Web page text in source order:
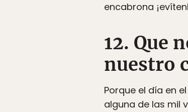
encabrona
12. Que
nuestro
Porque el día en
alguna de las mil